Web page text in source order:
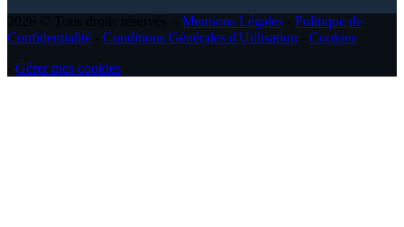
Mentions Légales
Politique de
Confidentialité
Conditions Générales d'Utilisation
Cookies
Gérer mes cookies